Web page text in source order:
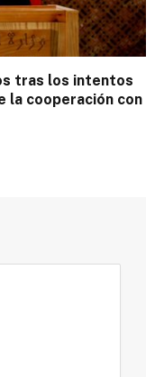
tras los intentos
la cooperación con